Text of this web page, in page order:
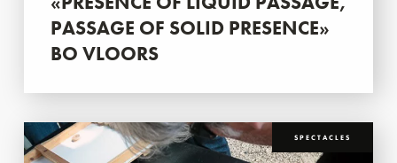
PASSAGE OF SOLID PRESENCE»
BO VLOORS
SPECTACLES